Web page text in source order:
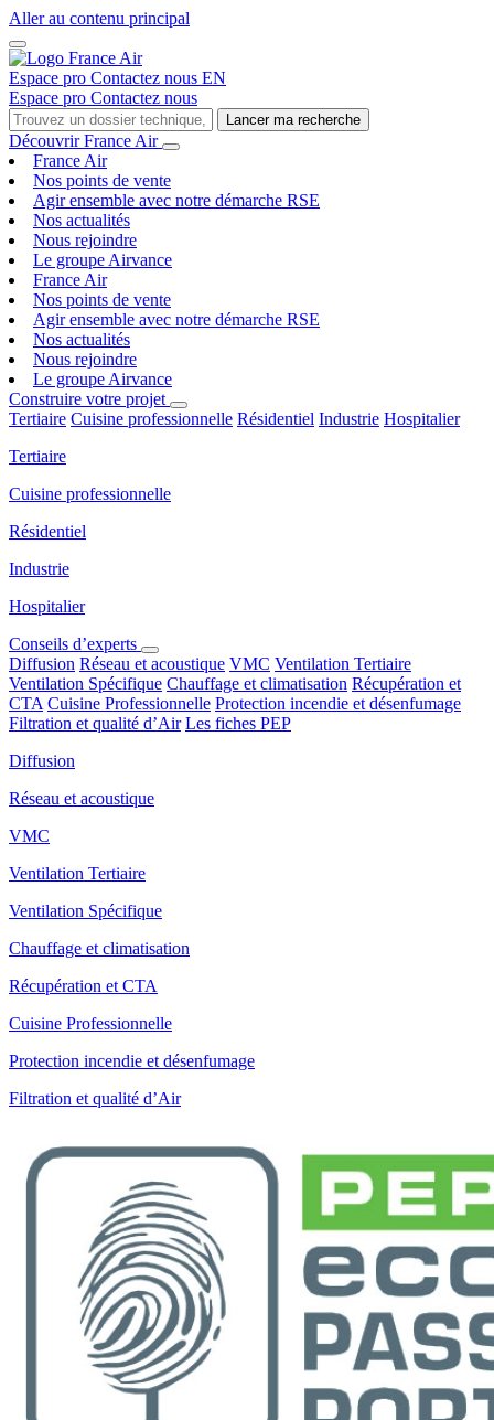
Aller au contenu principal
Espace pro Contactez nous EN
Espace pro Contactez nous
Lancer ma recherche
Découvrir France Air
France Air
Nos points de vente
Agir ensemble avec notre démarche RSE
Nos actualités
Nous rejoindre
Le groupe Airvance
France Air
Nos points de vente
Agir ensemble avec notre démarche RSE
Nos actualités
Nous rejoindre
Le groupe Airvance
Construire votre projet
Tertiaire Cuisine professionnelle Résidentiel Industrie Hospitalier
Tertiaire
Cuisine professionnelle
Résidentiel
Industrie
Hospitalier
Conseils d’experts
Diffusion Réseau et acoustique VMC Ventilation Tertiaire
Ventilation Spécifique Chauffage et climatisation Récupération et
CTA Cuisine Professionnelle Protection incendie et désenfumage
Filtration et qualité d’Air Les fiches PEP
Diffusion
Réseau et acoustique
VMC
Ventilation Tertiaire
Ventilation Spécifique
Chauffage et climatisation
Récupération et CTA
Cuisine Professionnelle
Protection incendie et désenfumage
Filtration et qualité d’Air